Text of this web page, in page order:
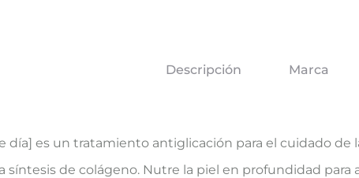
Descripción Marca
día] es un tratamiento antiglicación para el cuidado de
síntesis de colágeno. Nutre la piel en profundidad